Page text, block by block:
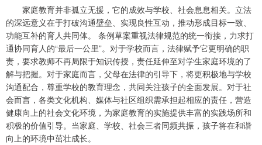
家庭教育并非孤立无援，它的成效与学校、社会息息相关。立法
的深远意义在于打破沟通壁垒、实现良性互动，推动形成目标一致、
功能互补的育人共同体。 条例草案重视法律规范的统一衔接，力求打
通协同育人的“最后一公里”。对于学校而言，法律赋予它更明确的职
责，要求教师不再局限于知识传授，责任延伸至对学生家庭环境的了
解与把握。对于家庭而言，父母在法律的引导下，将更积极地与学校
沟通配合，尊重学校的教育理念，共同关注孩子的全面发展。对于社
会而言，各类文化机构、媒体与社区组织需承担起相应的责任，营造
健康向上的社会文化环境，为家庭教育的实施提供丰富的实践场所和
积极的价值引导。当家庭、学校、社会三者同频共振，孩子将在和谐
向上的环境中茁壮成长。